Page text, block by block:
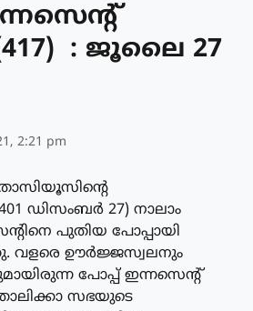
: ജൂലൈ 27
2:21 pm
ഡിസംബര്‍ 27) നാലാം
പുതിയ പോപ്പായി
വളരെ ഊര്‍ജ്ജസ്വലനും
പോപ്പ് ഇന്നസെന്റ്
സഭയുടെ